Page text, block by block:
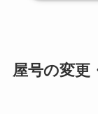
屋号の変更